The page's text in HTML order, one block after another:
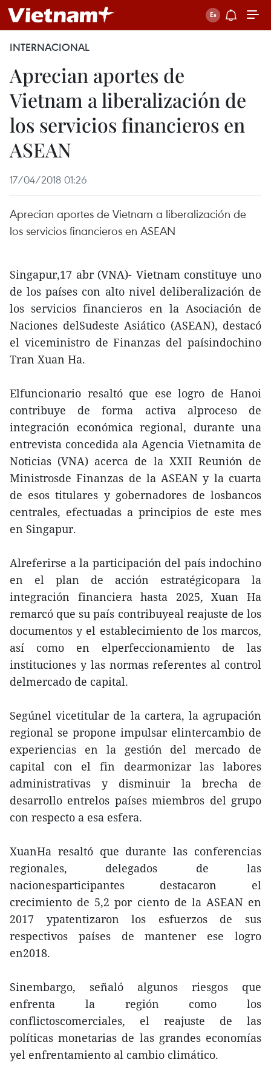
INTERNACIONAL
Aprecian aportes de
Vietnam a liberalización de
los servicios financieros en
ASEAN
17/04/2018 01:26
Aprecian aportes de Vietnam a liberalización de
los servicios financieros en ASEAN
Singapur,17 abr (VNA)- Vietnam constituye uno
de los países con alto nivel deliberalización de
los servicios financieros en la Asociación de
Naciones delSudeste Asiático (ASEAN), destacó
el viceministro de Finanzas del paísindochino
Tran Xuan Ha.
Elfuncionario resaltó que ese logro de Hanoi
contribuye de forma activa alproceso de
integración económica regional, durante una
entrevista concedida ala Agencia Vietnamita de
Noticias (VNA) acerca de la XXII Reunión de
Ministrosde Finanzas de la ASEAN y la cuarta
de esos titulares y gobernadores de losbancos
centrales, efectuadas a principios de este mes
en Singapur.
Alreferirse a la participación del país indochino
en el plan de acción estratégicopara la
integración financiera hasta 2025, Xuan Ha
remarcó que su país contribuyeal reajuste de los
documentos y el establecimiento de los marcos,
así como en elperfeccionamiento de las
instituciones y las normas referentes al control
delmercado de capital.
Segúnel vicetitular de la cartera, la agrupación
regional se propone impulsar elintercambio de
experiencias en la gestión del mercado de
capital con el fin dearmonizar las labores
administrativas y disminuir la brecha de
desarrollo entrelos países miembros del grupo
con respecto a esa esfera.
XuanHa resaltó que durante las conferencias
regionales, delegados de las
nacionesparticipantes destacaron el
crecimiento de 5,2 por ciento de la ASEAN en
2017 ypatentizaron los esfuerzos de sus
respectivos países de mantener ese logro
en2018.
Sinembargo, señaló algunos riesgos que
enfrenta la región como los
conflictoscomerciales, el reajuste de las
políticas monetarias de las grandes economías
yel enfrentamiento al cambio climático.